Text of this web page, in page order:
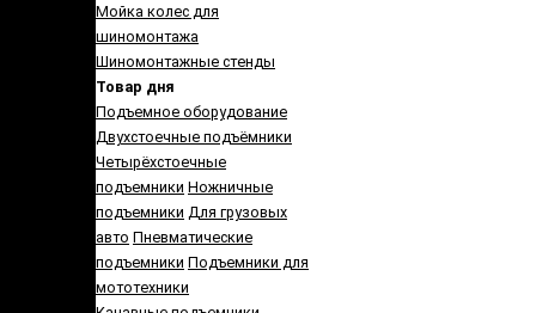
Мойка колес для
шиномонтажа
Шиномонтажные стенды
Товар дня
Подъемное оборудование
Двухстоечные подъёмники
Четырёхстоечные
подъемники Ножничные
подъемники Для грузовых
авто Пневматические
подъемники Подъемники для
мототехники